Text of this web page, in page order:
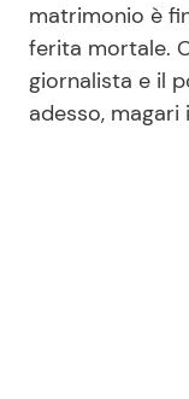
matrimonio è
ferita mortale.
giornalista e il
adesso, magari